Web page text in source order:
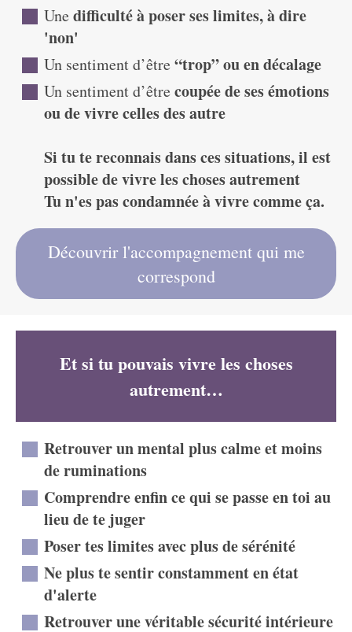
Une difficulté à poser ses limites, à dire
'non'
Un sentiment d’être “trop” ou en décalage
Un sentiment d’être coupée de ses émotions
ou de vivre celles des autre
Si tu te reconnais dans ces situations, il est
possible de vivre les choses autrement
Tu n'es pas condamnée à vivre comme ça.
Découvrir l'accompagnement qui me
correspond
Et si tu pouvais vivre les choses
autrement…
Retrouver un mental plus calme et moins
de ruminations
Comprendre enfin ce qui se passe en toi au
lieu de te juger
Poser tes limites avec plus de sérénité
Ne plus te sentir constamment en état
d'alerte
Retrouver une véritable sécurité intérieure